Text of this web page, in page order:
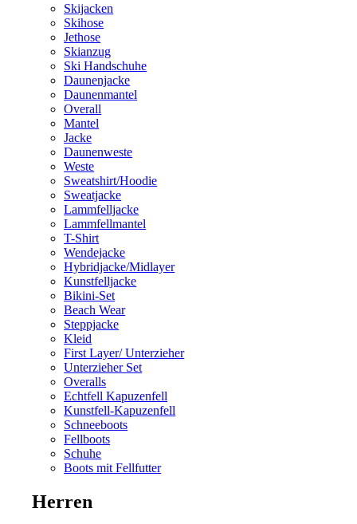
Skijacken
Skihose
Jethose
Skianzug
Ski Handschuhe
Daunenjacke
Daunenmantel
Overall
Mantel
Jacke
Daunenweste
Weste
Sweatshirt/Hoodie
Sweatjacke
Lammfelljacke
Lammfellmantel
T-Shirt
Wendejacke
Hybridjacke/Midlayer
Kunstfelljacke
Bikini-Set
Beach Wear
Steppjacke
Kleid
First Layer/ Unterzieher
Unterzieher Set
Overalls
Echtfell Kapuzenfell
Kunstfell-Kapuzenfell
Schneeboots
Fellboots
Schuhe
Boots mit Fellfutter
Herren